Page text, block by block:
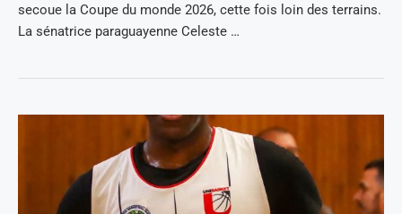
secoue la Coupe du monde 2026, cette fois loin des terrains.
La sénatrice paraguayenne Celeste …